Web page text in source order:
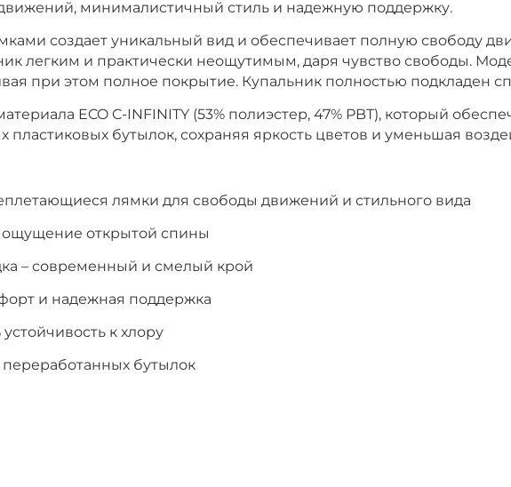
минималистичный стиль и надежную поддержку.
создает уникальный вид и обеспечивает полную свободу
легким и практически неощутимым, даря чувство свободы.
при этом полное покрытие. Купальник полностью подкладен
ECO C-INFINITY (53% полиэстер, 47% PBT), который
пластиковых бутылок, сохраняя яркость цветов и уменьшая
лямки для свободы движений и стильного вида
ощущение открытой спины
– современный и смелый крой
и надежная поддержка
устойчивость к хлору
переработанных бутылок